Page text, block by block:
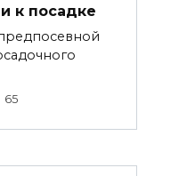
к посадке
65